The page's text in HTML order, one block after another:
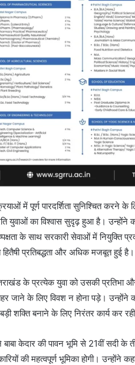
में पूर्ण पारदर्शिता सुनिश्चित करने
युवाओं का विश्वास सुदृढ़ हुआ है। उन्होंने
के साथ सरकारी सेवाओं में
प्रतिबद्धता और अधिक मजबूत हुई है।
के प्रत्येक युवा को उसकी
जाने के लिए विवश न होना पड़े। उन्होंने
शक्ति बनाने के लिए निरंतर कार्य कर
बाबा केदार की पावन भूमि से 21वीं सदी
की महत्वपूर्ण भूमिका होगी। उन्होंने